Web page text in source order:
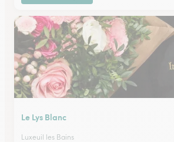
Le Lys Blanc
Luxeuil les Bains